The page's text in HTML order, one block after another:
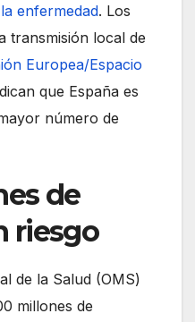
enfermedad. Los
transmisión local de
Europea/Espacio
que España es
número de
de
riesgo
de la Salud (OMS)
millones de